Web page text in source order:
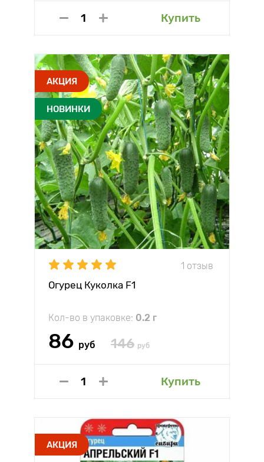
Купить
АКЦИЯ
НОВИНКИ
1 отзыв
Огурец Куколка F1
Кол-во в упаковке: 0.2 г
86 руб 146 руб
Купить
АКЦИЯ